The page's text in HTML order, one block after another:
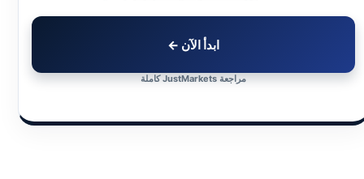
ابدأ الآن ←
مراجعة JustMarkets كاملة